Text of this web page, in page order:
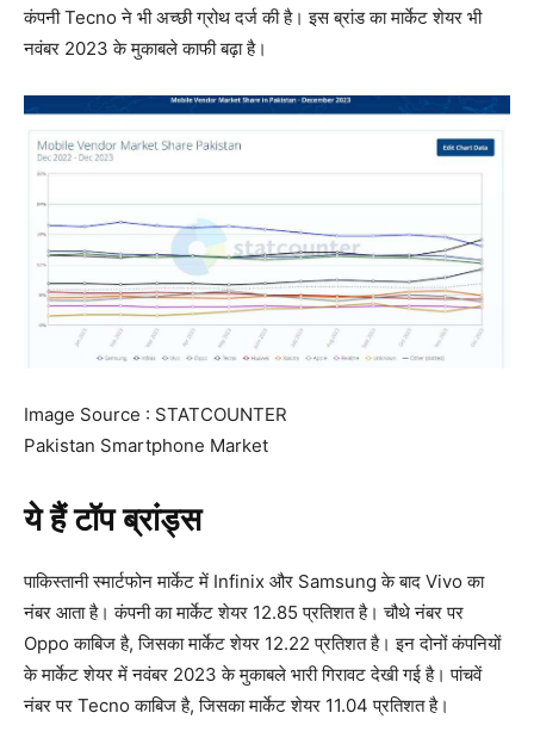
कंपनी Tecno ने भी अच्छी ग्रोथ दर्ज की है। इस ब्रांड का मार्केट शेयर भी
नवंबर 2023 के मुकाबले काफी बढ़ा है।
Image Source : STATCOUNTER
Pakistan Smartphone Market
ये हैं टॉप ब्रांड्स
पाकिस्तानी स्मार्टफोन मार्केट में Infinix और Samsung के बाद Vivo का
नंबर आता है। कंपनी का मार्केट शेयर 12.85 प्रतिशत है। चौथे नंबर पर
Oppo काबिज है, जिसका मार्केट शेयर 12.22 प्रतिशत है। इन दोनों कंपनियों
के मार्केट शेयर में नवंबर 2023 के मुकाबले भारी गिरावट देखी गई है। पांचवें
नंबर पर Tecno काबिज है, जिसका मार्केट शेयर 11.04 प्रतिशत है।